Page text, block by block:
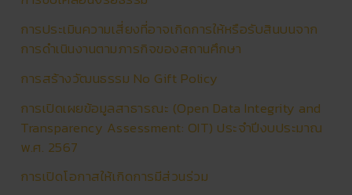
การประเมินความเสี่ยงที่อาจเกิดการให้หรือรับสินบนจาก
การดำเนินงานตามภารกิจของสถานศึกษา
การสร้างวัฒนธรรม No Gift Policy
การเปิดเผยข้อมูลสาธารณะ (Open Data Integrity and
Transparency Assessment: OIT) ประจำปีงบประมาณ
พ.ศ. 2567
การเปิดโอกาสให้เกิดการมีส่วนร่วม